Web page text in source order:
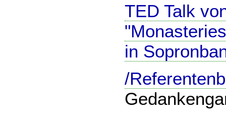
TED Talk
in
/